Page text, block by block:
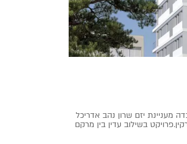
50 יחידות כמות בניינים 2 – מחוברים עובדה מעניינת יזם שרון נהב אדריכל
בשילוב עדין בין מרקם